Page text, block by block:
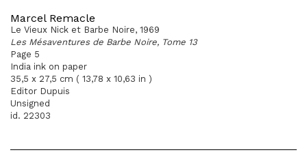
Marcel Remacle
Le Vieux Nick et Barbe Noire, 1969
Les Mésaventures de Barbe Noire, Tome 13
Page 5
India ink on paper
35,5 x 27,5 cm ( 13,78 x 10,63 in )
Editor Dupuis
Unsigned
id. 22303